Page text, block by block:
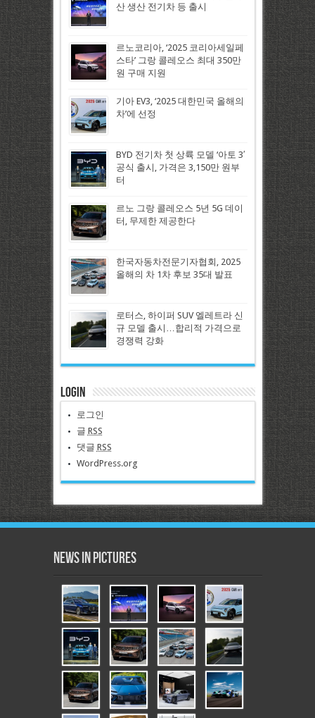
산 생산 전기차 등 출시
르노코리아, ‘2025 코리아세일페
스타’ 그랑 콜레오스 최대 350만
원 구매 지원
기아 EV3, ‘2025 대한민국 올해의
차’에 선정
BYD 전기차 첫 상륙 모델 ‘아토 3′
공식 출시, 가격은 3,150만 원부
터
르노 그랑 콜레오스 5년 5G 데이
터, 무제한 제공한다
한국자동차전문기자협회, 2025
올해의 차 1차 후보 35대 발표
로터스, 하이퍼 SUV 엘레트라 신
규 모델 출시…합리적 가격으로
경쟁력 강화
Login
로그인
글 RSS
댓글 RSS
WordPress.org
News in Pictures